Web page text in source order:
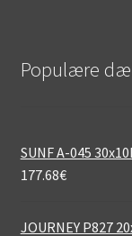
Populære
SUNF A-045
177.68€
JOURNEY P827